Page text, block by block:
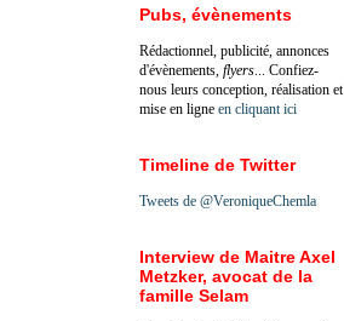
Pubs, évènements
Rédactionnel, publicité, annonces
d'évènements, flyers ... Confiez-
nous leurs conception, réalisation et
mise en ligne en cliquant ici
Timeline de Twitter
Tweets de @VeroniqueChemla
Interview de Maitre Axel
Metzker, avocat de la
famille Selam